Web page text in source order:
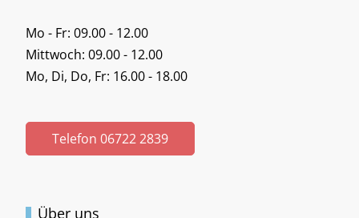
Mo - Fr: 09.00 - 12.00
Mittwoch: 09.00 - 12.00
Mo, Di, Do, Fr: 16.00 - 18.00
Telefon 06722 2839
Über uns